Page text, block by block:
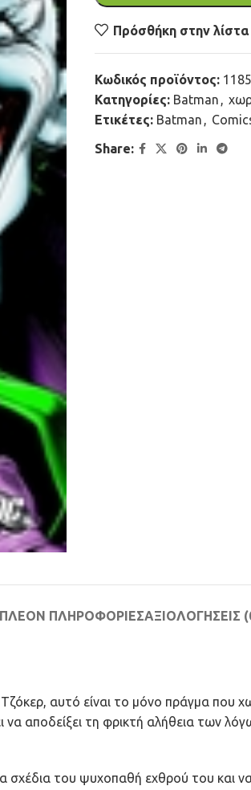
Πρόσθήκη στην λίστα
Κωδικός προϊόντος: 1185
Κατηγορίες: Batman ,
Ετικέτες: Batman ,
Share:
ΠΛΗΡΟΦΟΡΊΕΣΑΞΙΟΛΟΓΉΣΕΙΣ
αυτό είναι το μόνο πράγμα που
αποδείξει τη φρικτή αλήθεια των
του ψυχοπαθή εχθρού του και